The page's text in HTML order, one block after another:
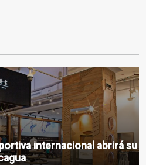
internacional abrirá su